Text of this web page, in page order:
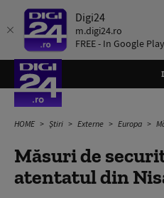
Digi24
m.digi24.ro
FREE - In Google Play
HOME Știri Externe Europa
Măsuri de
atentatul din